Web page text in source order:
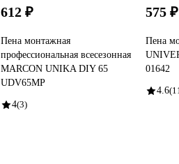
612 ₽
Пена монтажная
профессиональная всесезонная
MARCON UNIKA DIY 65
UDV65MP
4(3)
575 ₽
Пена
01642
4.6